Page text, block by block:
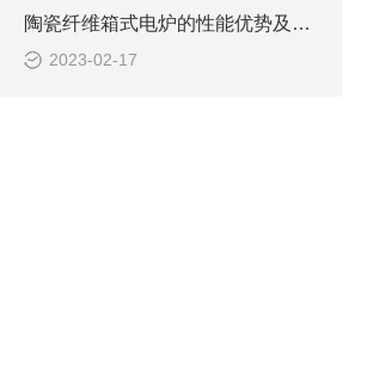
陶瓷纤维箱式电炉的性能优势及应用途径
2023-02-17